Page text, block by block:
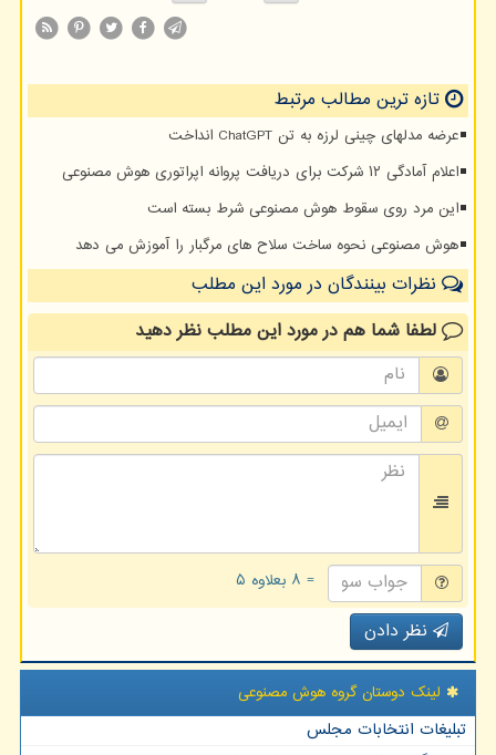
تازه ترین مطالب مرتبط
عرضه مدلهای چینی لرزه به تن ChatGPT انداخت
اعلام آمادگی ۱۲ شرکت برای دریافت پروانه اپراتوری هوش مصنوعی
این مرد روی سقوط هوش مصنوعی شرط بسته است
هوش مصنوعی نحوه ساخت سلاح های مرگبار را آموزش می دهد
نظرات بینندگان در مورد این مطلب
لطفا شما همدر مورد این مطلبنظر دهید
= ۸ بعلاوه ۵
نظر دادن
لینک دوستان گروه هوش مصنوعی
تبلیغات انتخابات مجلس